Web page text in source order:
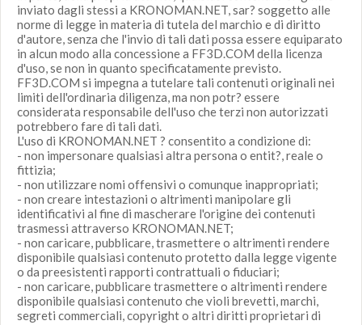
inviato dagli stessi a KRONOMAN.NET, sar? soggetto alle
norme di legge in materia di tutela del marchio e di diritto
d'autore, senza che l'invio di tali dati possa essere equiparato
in alcun modo alla concessione a FF3D.COM della licenza
d'uso, se non in quanto specificatamente previsto.
FF3D.COM si impegna a tutelare tali contenuti originali nei
limiti dell'ordinaria diligenza, ma non potr? essere
considerata responsabile dell'uso che terzi non autorizzati
potrebbero fare di tali dati.
L'uso di KRONOMAN.NET ? consentito a condizione di:
- non impersonare qualsiasi altra persona o entit?, reale o
fittizia;
- non utilizzare nomi offensivi o comunque inappropriati;
- non creare intestazioni o altrimenti manipolare gli
identificativi al fine di mascherare l'origine dei contenuti
trasmessi attraverso KRONOMAN.NET;
- non caricare, pubblicare, trasmettere o altrimenti rendere
disponibile qualsiasi contenuto protetto dalla legge vigente
o da preesistenti rapporti contrattuali o fiduciari;
- non caricare, pubblicare trasmettere o altrimenti rendere
disponibile qualsiasi contenuto che violi brevetti, marchi,
segreti commerciali, copyright o altri diritti proprietari di